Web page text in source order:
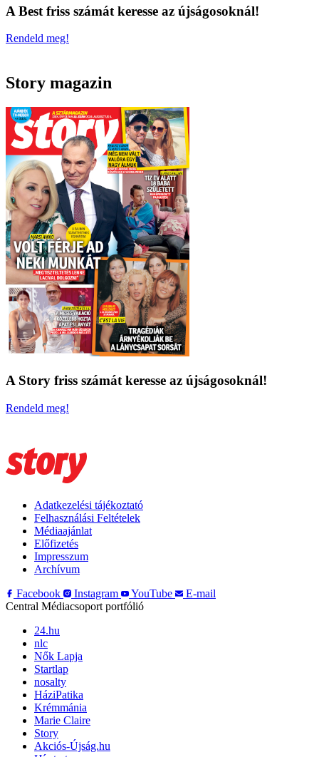
A Best friss számát keresse az újságosoknál!
Rendeld meg!
Story magazin
A Story friss számát keresse az újságosoknál!
Rendeld meg!
Adatkezelési tájékoztató
Felhasználási Feltételek
Médiaajánlat
Előfizetés
Impresszum
Archívum
Facebook
Instagram YouTube
E-mail
Central Médiacsoport portfólió
24.hu
nlc
Nők Lapja
Startlap
nosalty
HáziPatika
Krémmánia
Marie Claire
Story
Akciós-Újság.hu